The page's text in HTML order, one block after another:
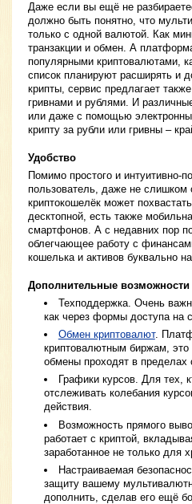
Даже если вы ещё не
должно быть понятно, что
только с одной валютой. Как
транзакции и обмен. А
популярными криптовалютами,
список планируют расширять и
крипты, сервис предлагает
гривнами и рублями. И
или даже с помощью
крипту за рубли или гривны –
Удобство
Помимо простого и интуитивно-
пользователь, даже не слишком
криптокошелёк может
десктопной, есть также
смартфонов. А с недавних пор
облегчающее работу с
кошелька и активов буквально
Дополнительные возможности
Техподдержка. Очень
как через формы доступа на
Обмен криптовалют.
криптовалютным биржам,
обмены проходят в пределах
Графики курсов. Для тех,
отслеживать колебания
действия.
Возможность прямого
работает с криптой,
заработанное не только для
Настраиваемая
защиту вашему
дополнить, сделав его ещё